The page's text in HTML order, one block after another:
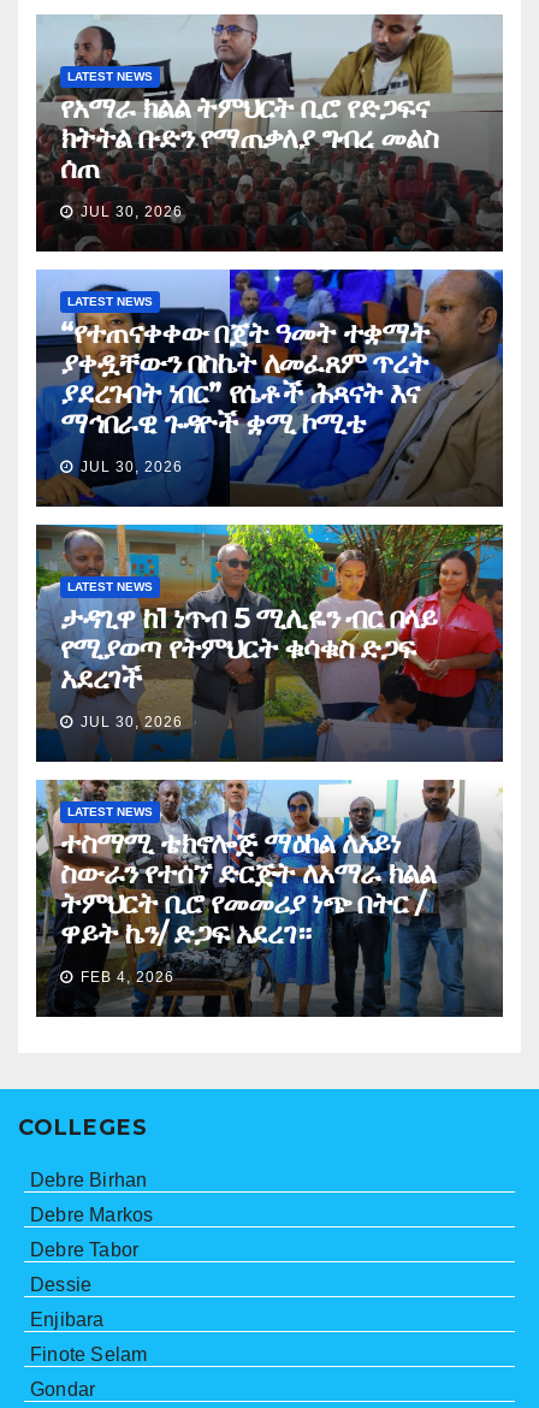
LATEST NEWS
የአማራ ክልል ትምህርት ቢሮ የድጋፍና
ክትትል ቡድን የማጠቃለያ ግብረ መልስ
ሰጠ
JUL 30, 2026
LATEST NEWS
“የተጠናቀቀው በጀት ዓመት ተቋማት
ያቀዷቸውን በስኬት ለመፈጸም ጥረት
ያደረጉበት ነበር” የሴቶች ሕጻናት እና
ማኅበራዊ ጉዳዮች ቋሚ ኮሚቴ
JUL 30, 2026
LATEST NEWS
ታዳጊዋ ከ1 ነጥብ 5 ሚሊዬን ብር በላይ
የሚያወጣ የትምህርት ቁሳቁስ ድጋፍ
አደረገች
JUL 30, 2026
LATEST NEWS
ተስማሚ ቴክኖሎጅ ማዕከል ለአይነ
ስውራን የተሰኘ ድርጅት ለአማራ ክልል
ትምህርት ቢሮ የመመሪያ ነጭ በትር /
ዋይት ኬን/ ድጋፍ አደረገ።
FEB 4, 2026
COLLEGES
Debre Birhan
Debre Markos
Debre Tabor
Dessie
Enjibara
Finote Selam
Gondar